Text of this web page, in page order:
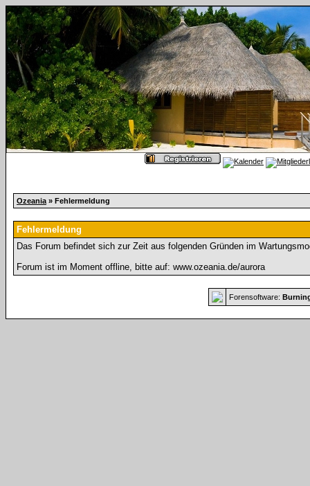
Ozeania » Fehlermeldung
Fehlermeldung
Das Forum befindet sich zur Zeit aus folgenden Gründen im
Forum ist im Moment offline, bitte auf: www.ozeania.de/aurora
Forensoftware: